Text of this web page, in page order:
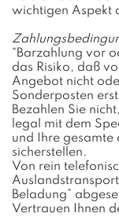
wichtigen Aspekt
“Barzahlung vor
das Risiko, daß
Angebot nicht
Sonderposten
Bezahlen Sie
legal mit dem
und Ihre gesamte
sicherstellen.
Von rein
Beladung”
Vertrauen Ihnen